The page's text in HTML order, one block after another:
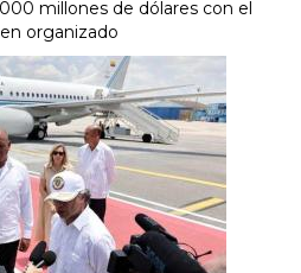
millones de dólares con el
organizado